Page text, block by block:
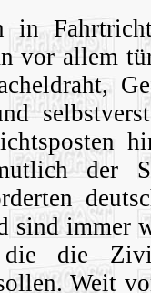
in
vor allem
der
sind immer
die die
Weit